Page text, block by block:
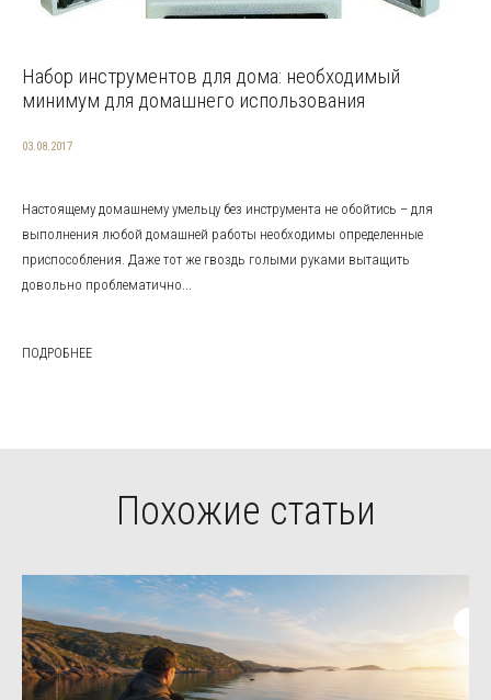
Набор инструментов для дома: необходимый
минимум для домашнего использования
03.08.2017
Настоящему домашнему умельцу без инструмента не обойтись – для
выполнения любой домашней работы необходимы определенные
приспособления. Даже тот же гвоздь голыми руками вытащить
довольно проблематично...
ПОДРОБНЕЕ
Похожие статьи